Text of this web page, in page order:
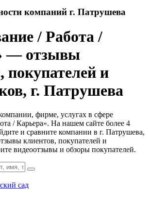
компаний г. Патрушева
/ Работа /
— отзывы
покупателей и
г. Патрушева
фирме, услугах в сфере
/ Карьера». На нашем сайте более 4
и сравните компании в г. Патрушева,
клиентов, покупателей и
видеоотзывы и обзоры покупателей.
сад